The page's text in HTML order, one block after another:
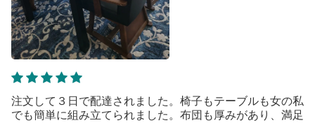
注文して３日で配達されました。椅子もテーブルも女の私
でも簡単に組み立てられました。布団も厚みがあり、満足